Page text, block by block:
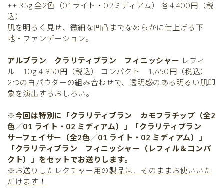
++ 35g 全2色（01ライト・02ミディアム） 各4,400円（税
込）
肌を明るく見せ、微細な凹凸までなめらかに仕上げる下
地・ファンデーション。
アルブラン クラリティブラン フィニッシャー レフィ
ル 10g 4,950円（税込） コンパクト 1,650円（税込）
2つの白パウダーの組み合わせで、透明感のある明るい肌印
象を演出するおしろい。
※今回は特別に「クラリティブラン カモフラチップ（全2
色／01 ライト・02 ミディアム）」「クラリティブラン
サーフェイサー（全2色／01 ライト・02 ミディアム）」
「クラリティブラン フィニッシャー（レフィル＆コンパ
クト）」をセットでお送りします。
※お送りしたレクチャー用の製品は、そのままお使いいた
だけます！